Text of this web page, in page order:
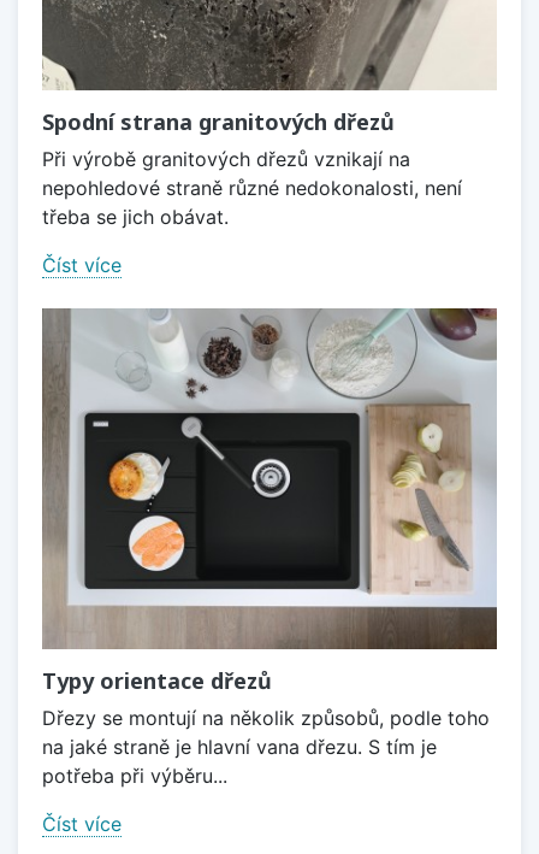
Spodní strana granitových dřezů
Při výrobě granitových dřezů vznikají na
nepohledové straně různé nedokonalosti, není
třeba se jich obávat.
Číst více
Typy orientace dřezů
Dřezy se montují na několik způsobů, podle toho
na jaké straně je hlavní vana dřezu. S tím je
potřeba při výběru...
Číst více